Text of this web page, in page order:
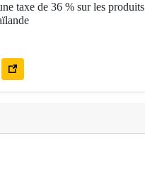
taxe de 36 % sur les produits